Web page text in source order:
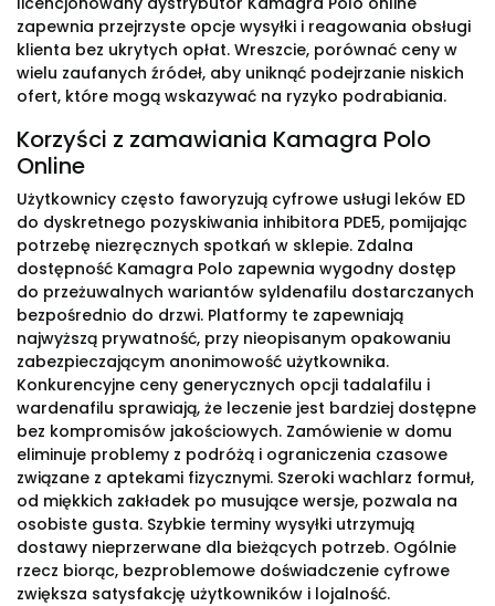
zapewnia przejrzyste opcje wysyłki i reagowania obsługi
klienta bez ukrytych opłat. Wreszcie, porównać ceny w
wielu zaufanych źródeł, aby uniknąć podejrzanie niskich
ofert, które mogą wskazywać na ryzyko podrabiania.
Korzyści z zamawiania Kamagra Polo
Online
Użytkownicy często faworyzują cyfrowe usługi leków ED
do dyskretnego pozyskiwania inhibitora PDE5, pomijając
potrzebę niezręcznych spotkań w sklepie. Zdalna
dostępność Kamagra Polo zapewnia wygodny dostęp
do przeżuwalnych wariantów syldenafilu dostarczanych
bezpośrednio do drzwi. Platformy te zapewniają
najwyższą prywatność, przy nieopisanym opakowaniu
zabezpieczającym anonimowość użytkownika.
Konkurencyjne ceny generycznych opcji tadalafilu i
wardenafilu sprawiają, że leczenie jest bardziej dostępne
bez kompromisów jakościowych. Zamówienie w domu
eliminuje problemy z podróżą i ograniczenia czasowe
związane z aptekami fizycznymi. Szeroki wachlarz formuł,
od miękkich zakładek po musujące wersje, pozwala na
osobiste gusta. Szybkie terminy wysyłki utrzymują
dostawy nieprzerwane dla bieżących potrzeb. Ogólnie
rzecz biorąc, bezproblemowe doświadczenie cyfrowe
zwiększa satysfakcję użytkowników i lojalność.